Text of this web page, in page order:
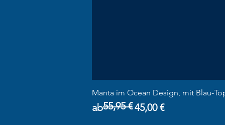
Manta im Ocean Design, mit Blau-
ab
Standardpreis
55,95 €45,00 €
Sale-Preis